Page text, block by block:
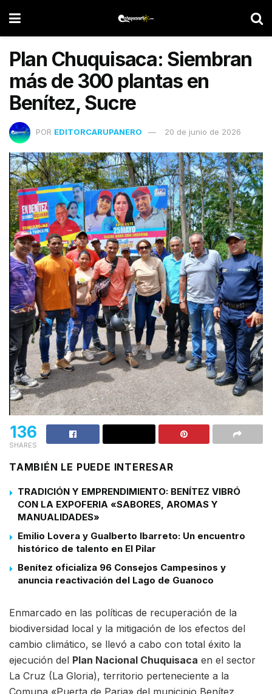
Plan Chuquisaca: Siembran
más de 300 plantas en
Benítez, Sucre
POR EDITORCARUPANERO 20 de junio de 2026
136
SHARES
TAMBIÉN LE PUEDE INTERESAR
TRADICIÓN Y EMPRENDIMIENTO: BENÍTEZ VIBRÓ
CON LA EXPOFERIA «SABORES, AROMAS Y
MANUALIDADES»
Emilio Lovera y Gualberto Ibarreto: Un encuentro
histórico de talento en El Pilar
Benítez oficializa 96 Consejos Campesinos y
anuncia reactivación del Lago de Guanoco
Enmarcado en las políticas de recuperación de la
biodiversidad local y la mitigación de los efectos del
cambio climático, se llevó a cabo con total éxito la
ejecución del Plan Nacional Chuquisaca en el sector
La Cruz (La Gloria), territorio perteneciente a la
Comuna «Puerta de Paria» del municipio Benítez,